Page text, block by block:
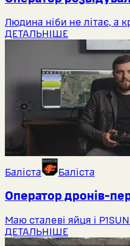
Людина ніби не літає, а
ДЕТАЛЬНІШЕ
Баліста Баліста
Оператор дронів-
Маю сталеві яйця і
ДЕТАЛЬНІШЕ